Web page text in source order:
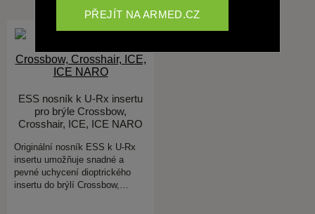
ESS nosník k U-Rx insertu
pro brýle Crossbow,
Crosshair, ICE, ICE NARO
Originální nosník ESS k U-Rx
insertu umožňuje snadné a
pevné uchycení dioptrického
insertu do brýlí Crossbow,…
PŘEJÍT NA ARMED.CZ